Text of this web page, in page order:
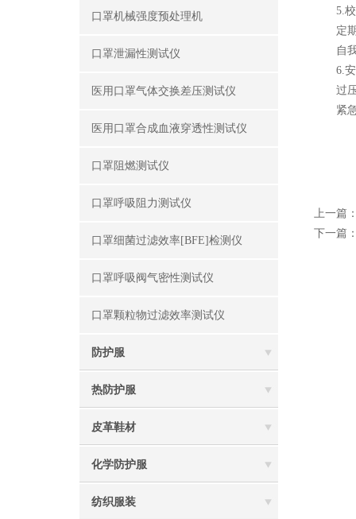
口罩机械强度预处理机
口罩泄漏性测试仪
医用口罩气体交换差压测试仪
医用口罩合成血液穿透性测试仪
口罩阻燃测试仪
口罩呼吸阻力测试仪
口罩细菌过滤效率[BFE]检测仪
口罩呼吸阀气密性测试仪
口罩颗粒物过滤效率测试仪
防护服
热防护服
皮革鞋材
化学防护服
纺织服装
5.校
定期
自我
6.安
过压
紧急
上一篇
下一篇